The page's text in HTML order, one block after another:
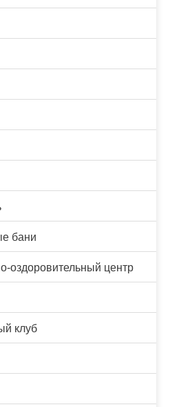
бани
оздоровительный центр
клуб